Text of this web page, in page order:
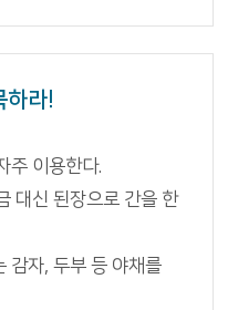
하라!
주 이용한다.
대신 된장으로 간을 한
감자, 두부 등 야채를